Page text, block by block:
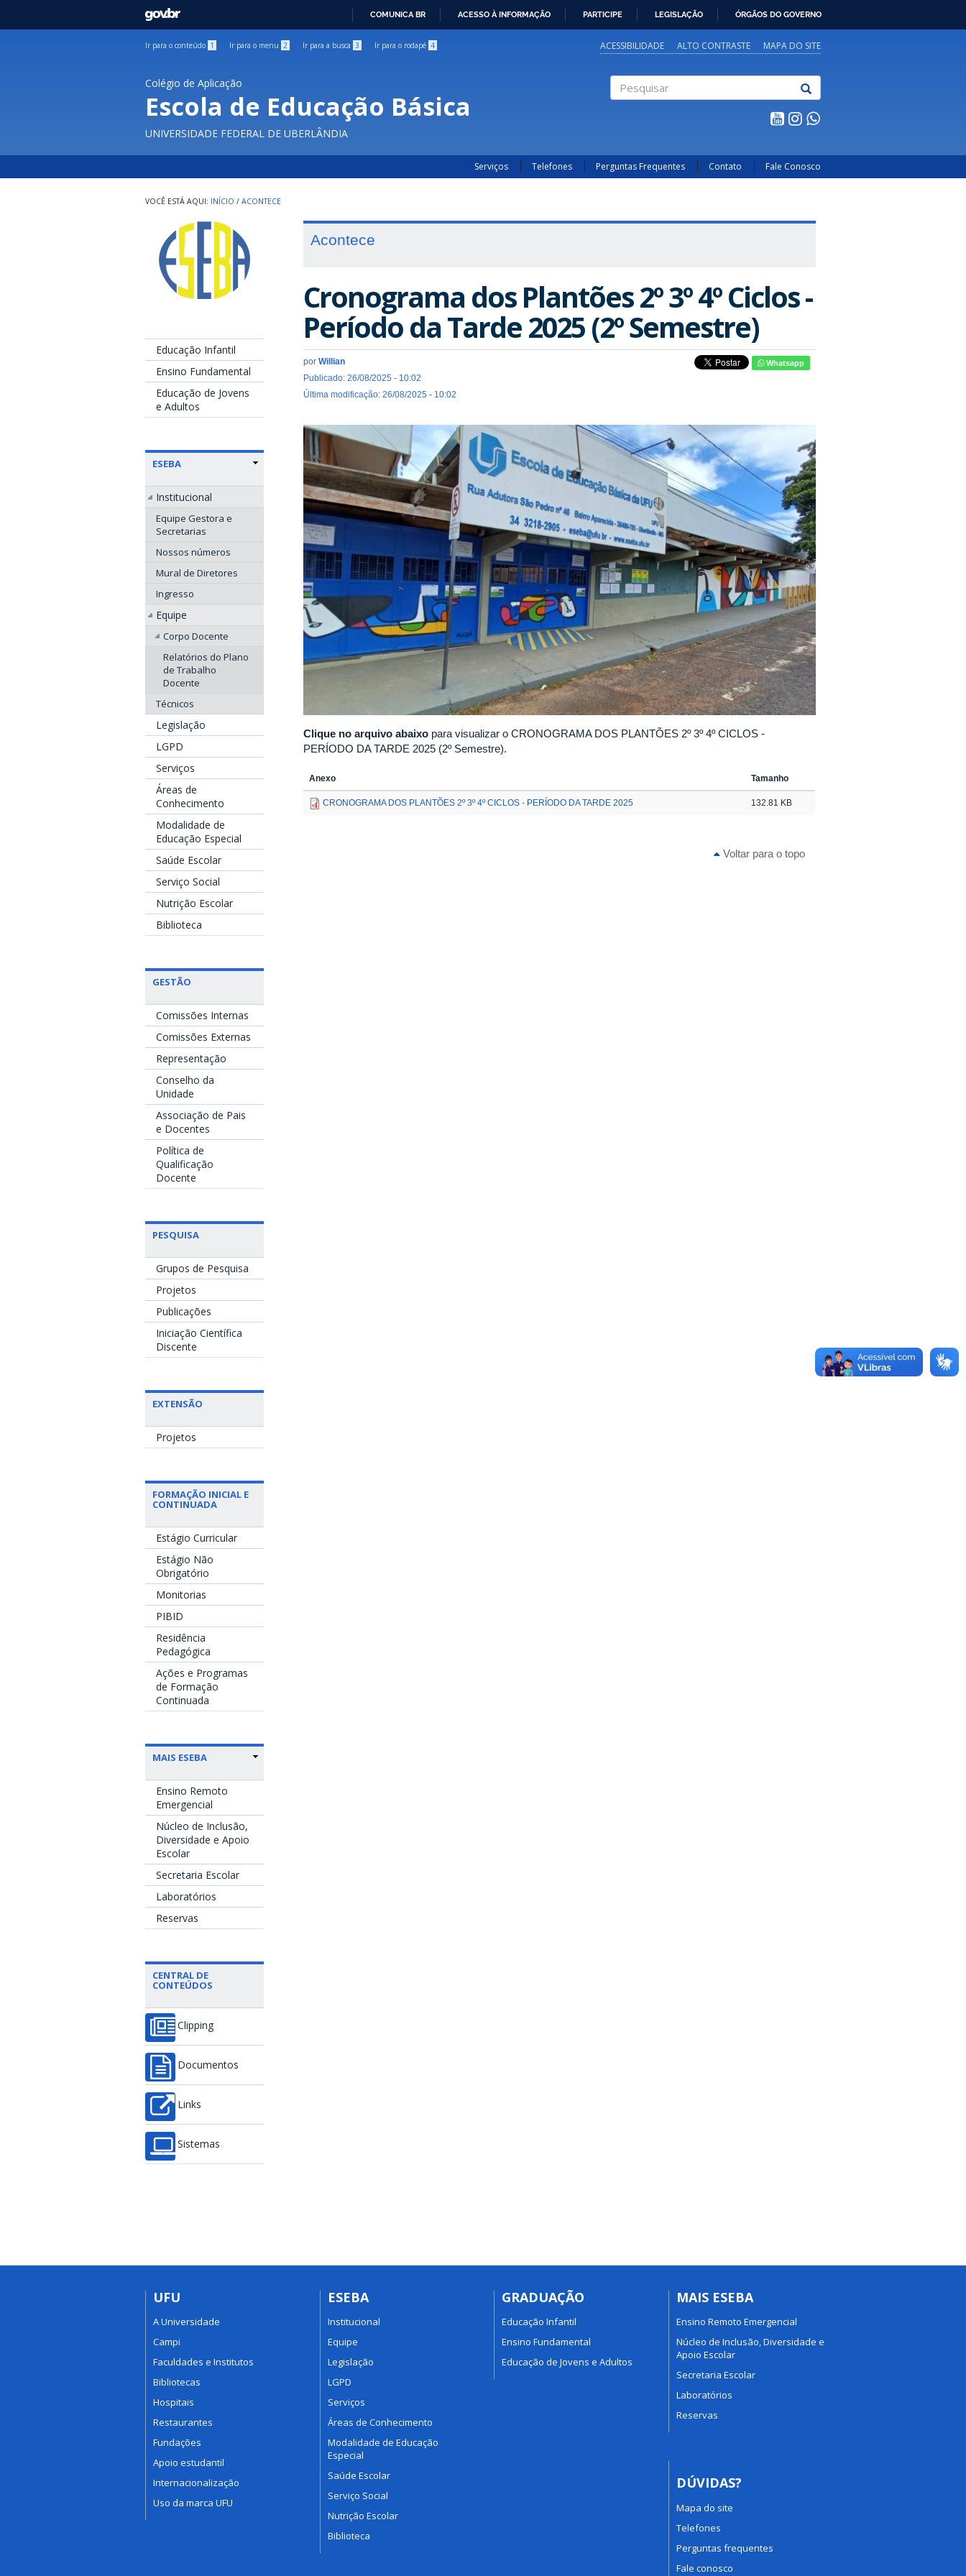
GOVBR
COMUNICA BR ACESSO À INFORMAÇÃO PARTICIPE LEGISLAÇÃO ÓRGÃOS DO GOVERNO
Ir para o conteúdo 1 Ir para o menu 2 Ir para a busca 3 Ir para o rodapé 4 ACESSIBILIDADE ALTO CONTRASTE MAPA DO SITE
Colégio de Aplicação
Escola de Educação Básica
UNIVERSIDADE FEDERAL DE UBERLÂNDIA
Serviços Telefones Perguntas Frequentes Contato Fale Conosco
INÍCIO / ACONTECE
Educação Infantil
Ensino Fundamental
Educação de Jovens
e Adultos
ESEBA
Institucional
Equipe Gestora e
Secretarias
Nossos números
Mural de Diretores
Ingresso
Equipe
Corpo Docente
Relatórios do Plano
de Trabalho
Docente
Técnicos
Legislação
LGPD
Serviços
Áreas de
Conhecimento
Modalidade de
Educação Especial
Saúde Escolar
Serviço Social
Nutrição Escolar
Biblioteca
GESTÃO
Comissões Internas
Comissões Externas
Representação
Conselho da
Unidade
Associação de Pais
e Docentes
Política de
Qualificação
Docente
PESQUISA
Grupos de Pesquisa
Projetos
Publicações
Iniciação Científica
Discente
EXTENSÃO
Projetos
FORMAÇÃO INICIAL E
CONTINUADA
Estágio Curricular
Estágio Não
Obrigatório
Monitorias
PIBID
Residência
Pedagógica
Ações e Programas
de Formação
Continuada
MAIS ESEBA
Ensino Remoto
Emergencial
Núcleo de Inclusão,
Diversidade e Apoio
Escolar
Secretaria Escolar
Laboratórios
Reservas
CENTRAL DE
CONTEÚDOS
Clipping
Documentos
Links
Sistemas
Acontece
Cronograma dos Plantões 2º 3º 4º Ciclos -
Período da Tarde 2025 (2º Semestre)
por Willian
Publicado: 26/08/2025 - 10:02
Última modificação: 26/08/2025 - 10:02
Whatsapp
Clique no arquivo abaixo para visualizar o CRONOGRAMA DOS PLANTÕES 2º 3º 4º CICLOS -
PERÍODO DA TARDE 2025 (2º Semestre).
Anexo Tamanho
CRONOGRAMA DOS PLANTÕES 2º 3º 4º CICLOS - PERÍODO DA TARDE 2025 132.81 KB
Voltar para o topo
UFU
A Universidade
Campi
Faculdades e Institutos
Bibliotecas
Hospitais
Restaurantes
Fundações
Apoio estudantil
Internacionalização
Uso da marca UFU
ESEBA
Institucional
Equipe
Legislação
LGPD
Serviços
Áreas de Conhecimento
Modalidade de Educação
Especial
Saúde Escolar
Serviço Social
Nutrição Escolar
Biblioteca
GRADUAÇÃO
Educação Infantil
Ensino Fundamental
Educação de Jovens e Adultos
MAIS ESEBA
Ensino Remoto Emergencial
Núcleo de Inclusão, Diversidade e
Apoio Escolar
Secretaria Escolar
Laboratórios
Reservas
DÚVIDAS?
Mapa do site
Telefones
Perguntas frequentes
Fale conosco